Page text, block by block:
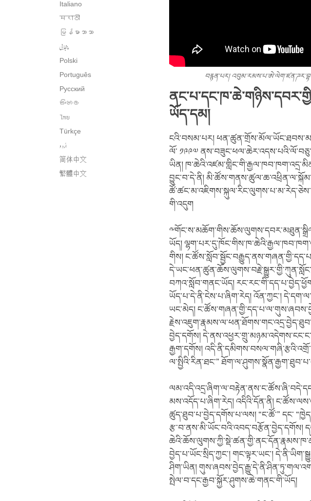
Italiano
मराठी
မြန်မာဘာသာ
پنجابی
Polski
Português
Русский
සිංහල
ไทย
Türkçe
اُردو
简体中文
繁體中文
བརྙན་པར།
ཡོད་དམ།
ངའི་བསམ་པར།
ལོ་ ༡༩༩༧
ཡིན།
བྱུང་བ་དེ་ནི།
གི་འདུག
ཡོད།
གིས།
བཀའ་སློབ་གནང་ཡོད།
ཡོད་པ་དེ་ནི་ངེས་པ་ཞིག་རེད། འོན་ཀྱང་།
ཡང་མེད།
བྱེད་དགོས།
རྒྱག་དགོས།
ལ་སྤྱིའི་རིན་ཐང་”
མས་འདོད་པ་ཞིག་རེད། འདིའི་དོན་ནི།
ཚུད་ཐུབ་པ་བྱེད་དགོས་པ་ལས། “ང་ཚོ་” དང་
རྩ་བ་ནས་མི་ཡོང་བའི་འབད་བརྩོན་བྱེད་དགོས།
བྱེད་པ་ཡོང་སྲིད་ཀྱང་། གང་ལྟར་ཡང་།
ཤིག་ཡིན།
སྤེལ་བ་དང་རྒྱབ་སྐྱོར་ཤུགས་ཆེ་གནང་གི་ཡོད།